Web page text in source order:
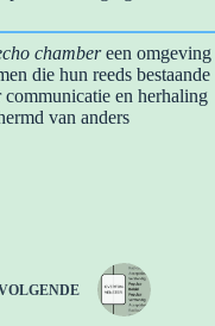
chambereen omgeving
die hun reeds bestaande
en herhaling
van anders